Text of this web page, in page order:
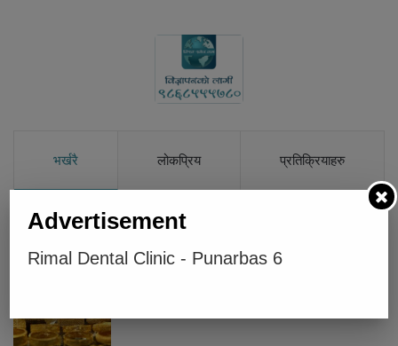
भर्खरै लोकप्रिय प्रतिक्रियाहरु
पुनर्वासबाट लागुऔषधसहित चार जना पक्राउ
Advertisement
Rimal Dental Clinic - Punarbas 6